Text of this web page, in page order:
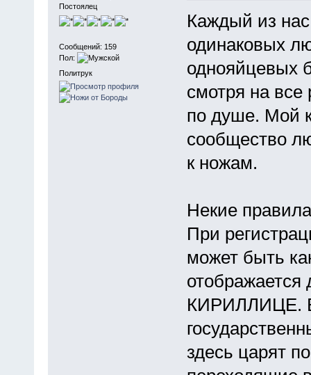
Постоялец
Сообщений: 159
Пол:
Политрук
Каждый из
одинаковых
однояйцевых
смотря на
по душе. Мой
сообщество
к ножам.
Некие
При
может быть
КИРИЛЛИЦЕ.
здесь царят